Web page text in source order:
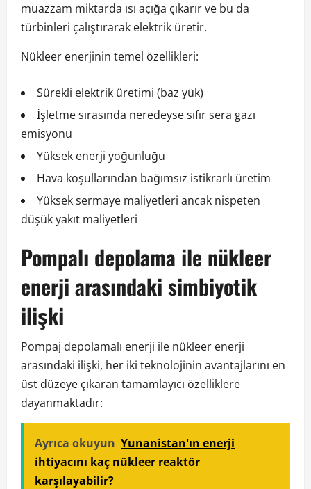
muazzam miktarda ısı açığa çıkarır ve bu da
türbinleri çalıştırarak elektrik üretir.
Nükleer enerjinin temel özellikleri:
Sürekli elektrik üretimi (baz yük)
İşletme sırasında neredeyse sıfır sera gazı
emisyonu
Yüksek enerji yoğunluğu
Hava koşullarından bağımsız istikrarlı üretim
Yüksek sermaye maliyetleri ancak nispeten
düşük yakıt maliyetleri
Pompalı depolama ile nükleer
enerji arasındaki simbiyotik
ilişki
Pompaj depolamalı enerji ile nükleer enerji
arasındaki ilişki, her iki teknolojinin avantajlarını en
üst düzeye çıkaran tamamlayıcı özelliklere
dayanmaktadır:
Ayrıca okuyun Yunanistan'ın enerji
ihtiyacını kaç nükleer reaktör
karşılayabilir?